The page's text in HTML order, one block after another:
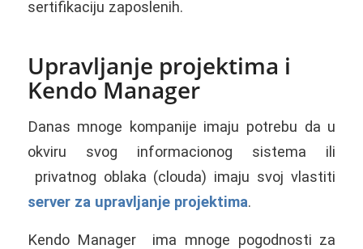
sertifikaciju zaposlenih.
Upravljanje projektima i
Kendo Manager
Danas mnoge kompanije imaju potrebu da u
okviru svog informacionog sistema ili
privatnog oblaka (clouda) imaju svoj vlastiti
server za upravljanje projektima.
Kendo Manager ima mnoge pogodnosti za